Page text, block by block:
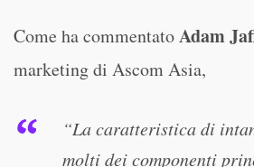
Come ha commentatoAdam
marketing di Ascom Asia,
“La caratteristica di
molti dei componenti